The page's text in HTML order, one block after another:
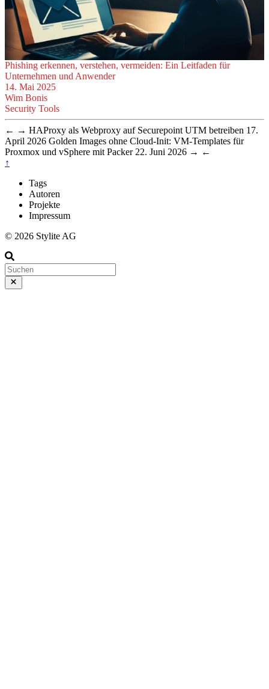
Phishing erkennen, verstehen, vermeiden: Ein Leitfaden für
Unternehmen und Anwender
14. Mai 2025
Wim Bonis
Security Tools
← → HAProxy als Webproxy auf Securepoint UTM betreiben 17.
April 2026 Golden Images ohne Cloud-Init: VM-Templates für
Proxmox und vSphere mit Packer 22. Juni 2026 → ←
↑
Tags
Autoren
Projekte
Impressum
© 2026 Stylite AG